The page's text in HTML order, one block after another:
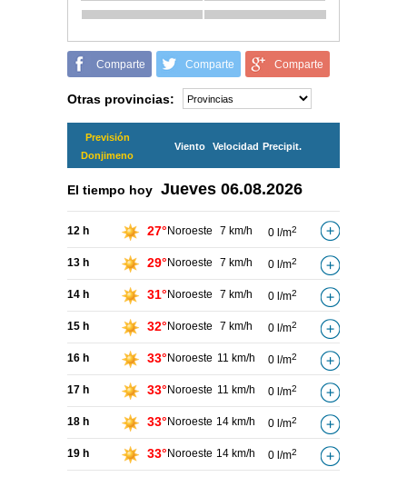
Comparte Comparte Comparte
Otras provincias:
Previsión
Donjimeno
Viento Velocidad Precipit.
El tiempo hoy Jueves 06.08.2026
12 h 27° Noroeste 7 km/h 0 l/m2
13 h 29° Noroeste 7 km/h 0 l/m2
14 h 31° Noroeste 7 km/h 0 l/m2
15 h 32° Noroeste 7 km/h 0 l/m2
16 h 33° Noroeste 11 km/h 0 l/m2
17 h 33° Noroeste 11 km/h 0 l/m2
18 h 33° Noroeste 14 km/h 0 l/m2
19 h 33° Noroeste 14 km/h 0 l/m2